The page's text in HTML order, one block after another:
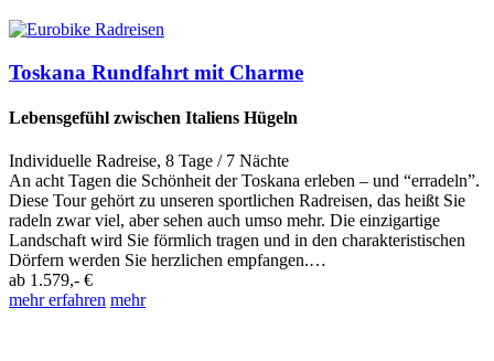
Toskana Rundfahrt mit Charme
Lebensgefühl zwischen Italiens Hügeln
Individuelle Radreise, 8 Tage / 7 Nächte
An acht Tagen die Schönheit der Toskana erleben – und “erradeln”.
Diese Tour gehört zu unseren sportlichen Radreisen, das heißt Sie
radeln zwar viel, aber sehen auch umso mehr. Die einzigartige
Landschaft wird Sie förmlich tragen und in den charakteristischen
Dörfern werden Sie herzlichen empfangen.…
ab 1.579,- €
mehr erfahren mehr